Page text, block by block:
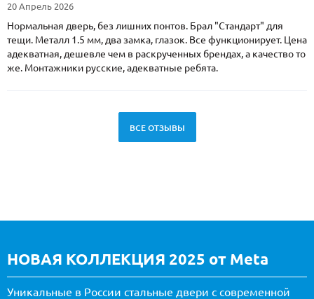
20 Апрель 2026
Нормальная дверь, без лишних понтов. Брал "Стандарт" для
тещи. Металл 1.5 мм, два замка, глазок. Все функционирует. Цена
адекватная, дешевле чем в раскрученных брендах, а качество то
же. Монтажники русские, адекватные ребята.
ВСЕ ОТЗЫВЫ
НОВАЯ КОЛЛЕКЦИЯ 2025 от Meta
Уникальные в России стальные двери с современной